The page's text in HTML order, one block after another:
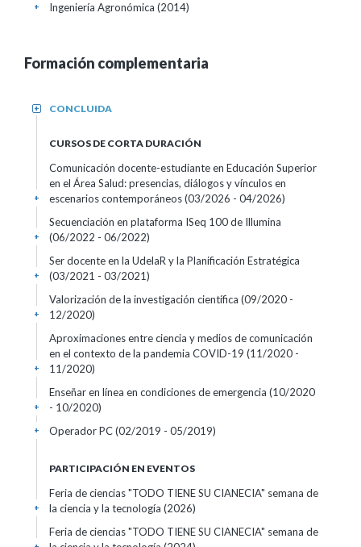
Ingeniería Agronómica (2014)
+
Formación complementaria
CONCLUIDA
+
CURSOS DE CORTA DURACIÓN
Comunicación docente-estudiante en Educación Superior
en el Área Salud: presencias, diálogos y vínculos en
escenarios contemporáneos(03/2026 - 04/2026)
+
Secuenciación en plataforma ISeq 100 de Illumina
(06/2022 - 06/2022)
+
Ser docente en la UdelaR y la Planificación Estratégica
(03/2021 - 03/2021)
+
Valorización de la investigación científica (09/2020 -
12/2020)
+
Aproximaciones entre ciencia y medios de comunicación
en el contexto de la pandemia COVID-19 (11/2020 -
11/2020)
+
Enseñar en línea en condiciones de emergencia (10/2020
- 10/2020)
+
Operador PC(02/2019 - 05/2019)
+
PARTICIPACIÓN EN EVENTOS
Feria de ciencias "TODO TIENE SU CIANECIA" semana de
la ciencia y la tecnología (2026)
+
Feria de ciencias "TODO TIENE SU CIANECIA" semana de